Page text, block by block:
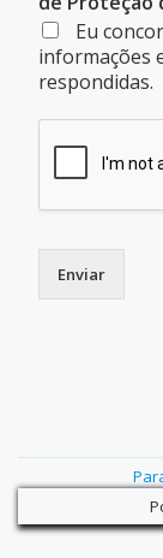
Eu
informações
respondidas.
Enviar